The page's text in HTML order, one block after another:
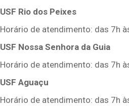
USF Rio dos Peixes
Horário de atendimento: das 7h
USF Nossa Senhora da Guia
Horário de atendimento: das 7h
USF Aguaçu
Horário de atendimento: das 7h